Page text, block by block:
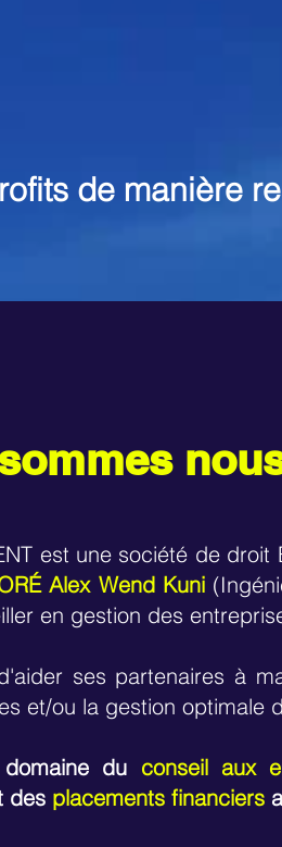
de manière
est une société de
Alex Wend Kuni
en gestion des
ses partenaires à
et/ou la gestion optimale
du conseil aux
des placements financiers